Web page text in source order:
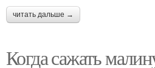
читать дальше →
Когда сажать